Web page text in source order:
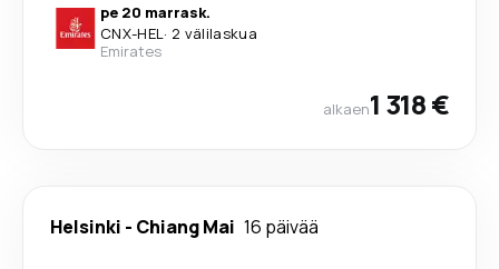
pe 20 marrask.
CNX-HEL· 2 välilaskua
Emirates
alkaen1 318 €
Helsinki - Chiang Mai 16 päivää